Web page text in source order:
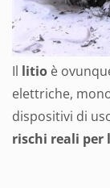
Il litio è
elettriche,
dispositivi di
rischi reali per